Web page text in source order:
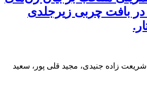
ANG1و ANG2 در بافت چربی زیرجلدی
زاده جنیدی، مجید قلی پور، سعید